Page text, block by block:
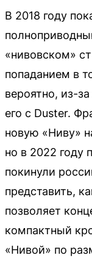
В 2018 году
«нивовском»
попаданием в
вероятно, из-
его с Duster.
новую «Ниву»
но в 2022 году
покинули
представить,
позволяет
компактный
«Нивой» по